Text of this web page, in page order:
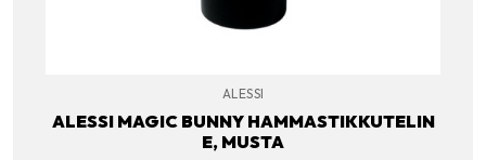
ALESSI
ALESSI MAGIC BUNNY HAMMASTIKKUTELIN
E, MUSTA